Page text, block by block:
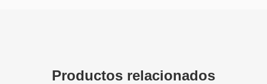
Productos relacionados